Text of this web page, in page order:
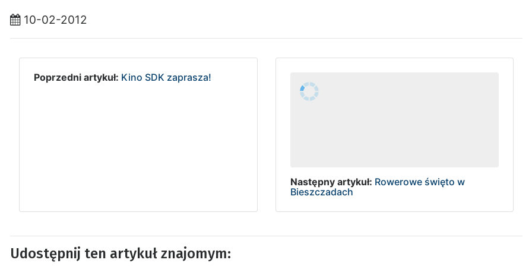
10-02-2012
Poprzedni artykuł: Kino SDK zaprasza!
Następny artykuł: Rowerowe święto w
Bieszczadach
Udostępnij ten artykuł znajomym: